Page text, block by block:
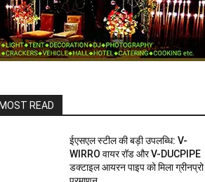
READ
ईएसएल स्टील की बड़ी उपलब्धि: V-
WIRRO वायर रॉड और V-DUCPIPE
डक्टाइल आयरन पाइप को मिला ग्रीनप्रो